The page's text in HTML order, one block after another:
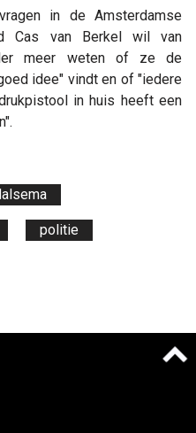
in de Amsterdamse
Cas van Berkel wil van
meer weten of ze de
idee" vindt en of "iedere
in huis heeft een
politie